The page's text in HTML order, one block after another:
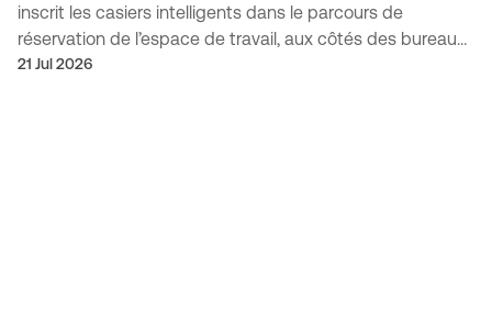
inscrit les casiers intelligents dans le parcours de
réservation de l’espace de travail, aux côtés des bureaux
et autres ressources partagées.
21 Jul 2026